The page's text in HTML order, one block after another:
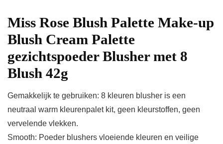
Miss Rose Blush Palette Make-up
Blush Cream Palette
gezichtspoeder Blusher met 8
Blush 42g
Gemakkelijk te gebruiken: 8 kleuren blusher is een
neutraal warm kleurenpalet kit, geen kleurstoffen, geen
vervelende vlekken.
Smooth: Poeder blushers vloeiende kleuren en veilige